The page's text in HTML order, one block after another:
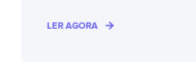
LER AGORA